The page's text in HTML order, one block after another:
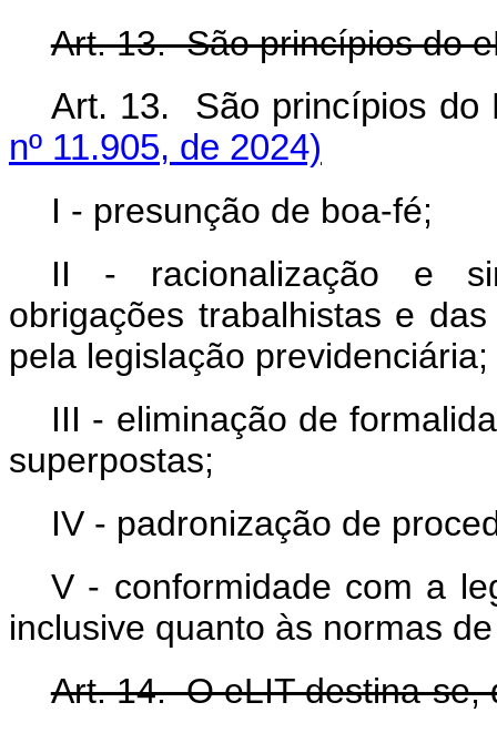
Art. 13. São princípios do
Art. 13. São princípios
nº 11.905, de 2024)
I - presunção de boa-fé;
II - racionalização e
obrigações trabalhistas e
pela legislação previdenciária;
III - eliminação de
superpostas;
IV - padronização de
V - conformidade com a
inclusive quanto às normas
Art. 14. O eLIT destina-se,